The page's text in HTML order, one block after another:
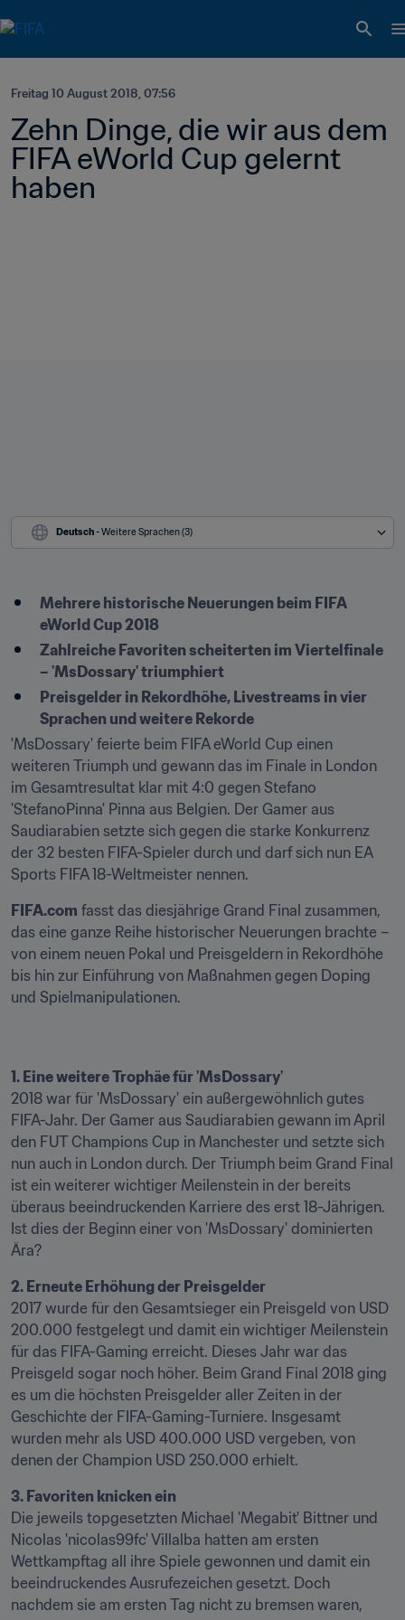
Freitag 10 August 2018, 07:56
Zehn Dinge, die wir aus dem
FIFA eWorld Cup gelernt
haben
Deutsch - Weitere Sprachen (3)
Mehrere historische Neuerungen beim FIFA
eWorld Cup 2018
Zahlreiche Favoriten scheiterten im Viertelfinale
– 'MsDossary' triumphiert
Preisgelder in Rekordhöhe, Livestreams in vier
Sprachen und weitere Rekorde
'MsDossary' feierte beim FIFA eWorld Cup einen
weiteren Triumph und gewann das im Finale in London
im Gesamtresultat klar mit 4:0 gegen Stefano
'StefanoPinna' Pinna aus Belgien. Der Gamer aus
Saudiarabien setzte sich gegen die starke Konkurrenz
der 32 besten FIFA-Spieler durch und darf sich nun EA
Sports FIFA 18-Weltmeister nennen.
FIFA.com fasst das diesjährige Grand Final zusammen,
das eine ganze Reihe historischer Neuerungen brachte –
von einem neuen Pokal und Preisgeldern in Rekordhöhe
bis hin zur Einführung von Maßnahmen gegen Doping
und Spielmanipulationen.
1. Eine weitere Trophäe für 'MsDossary'
2018 war für 'MsDossary' ein außergewöhnlich gutes
FIFA-Jahr. Der Gamer aus Saudiarabien gewann im April
den FUT Champions Cup in Manchester und setzte sich
nun auch in London durch. Der Triumph beim Grand Final
ist ein weiterer wichtiger Meilenstein in der bereits
überaus beeindruckenden Karriere des erst 18-Jährigen.
Ist dies der Beginn einer von 'MsDossary' dominierten
Ära?
2. Erneute Erhöhung der Preisgelder
2017 wurde für den Gesamtsieger ein Preisgeld von USD
200.000 festgelegt und damit ein wichtiger Meilenstein
für das FIFA-Gaming erreicht. Dieses Jahr war das
Preisgeld sogar noch höher. Beim Grand Final 2018 ging
es um die höchsten Preisgelder aller Zeiten in der
Geschichte der FIFA-Gaming-Turniere. Insgesamt
wurden mehr als USD 400.000 USD vergeben, von
denen der Champion USD 250.000 erhielt.
3. Favoriten knicken ein
Die jeweils topgesetzten Michael 'Megabit' Bittner und
Nicolas 'nicolas99fc' Villalba hatten am ersten
Wettkampftag all ihre Spiele gewonnen und damit ein
beeindruckendes Ausrufezeichen gesetzt. Doch
nachdem sie am ersten Tag nicht zu bremsen waren,